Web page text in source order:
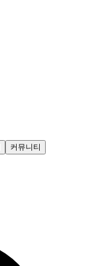
커뮤니티